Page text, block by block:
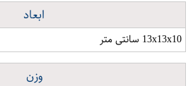
ابعاد
13x13x10 سانتی متر
وزن